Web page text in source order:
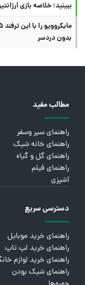
ببینید؛ خلاصه بازی آرژانتین ۳ - مصر ۲ در جام
بدون دردسر
مطالب مفید
راهنمای سیر وسفر
راهنمای خانه شیک
راهنمای گل و گیاه
راهنمای فیلم
آشپزی
دسترسی سریع
راهنمای خرید موبایل
راهنمای خرید لپ تاپ
راهنمای خرید لوازم
راهنمای شیک بودن